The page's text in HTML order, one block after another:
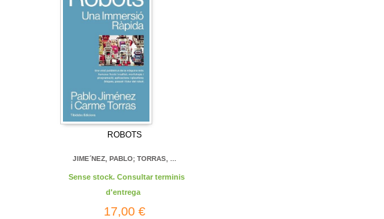
ROBOTS
JIME´NEZ, PABLO; TORRAS, ...
Sense stock. Consultar terminis
d'entrega
17,00 €